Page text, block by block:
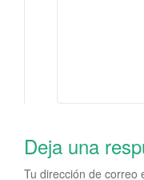
Deja una
Tu dirección de correo